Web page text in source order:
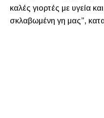
καλές γιορτές με υγεία
σκλαβωμένη γη μας”,